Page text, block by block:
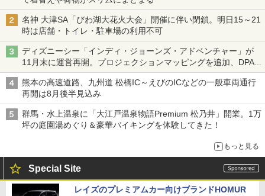
名神 大津SA「びわ湖大花火大会」開催に伴い閉鎖。明日15～21
時は店舗・トイレ・駐車場の利用不可
ディズニーシー「インディ・ジョーンズ・アドベンチャー」が
11月末に運営再開。プロジェクションマッピングを追加、DPA
は1500円
熊本の高速道路、九州道 松橋IC～えびのICなどの一般車両通行
再開は8月後半見込み
群馬・水上温泉に「大江戸温泉物語Premium 松乃井」開業。1万
坪の庭園湯めぐり＆豪華バイキングを体験してきた！
もっと見る
Special Site
レイズのプレミアムカー向けブランドHOMUR